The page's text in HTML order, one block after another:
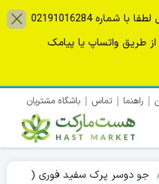
در صورت بروز هر گونه مشکل لطفا با شماره 02191016284
تماس و یا از طریق واتساپ یا پیامک
راهنما تماس باشگاه مشتریان
جو دوسر پرک سفید فوری (